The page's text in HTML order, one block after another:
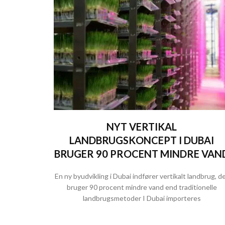
NYT VERTIKAL
LANDBRUGSKONCEPT I DUBAI
BRUGER 90 PROCENT MINDRE
En ny byudvikling i Dubai indfører vertikalt landbrug,
bruger 90 procent mindre vand end traditionelle
landbrugsmetoder I Dubai importeres